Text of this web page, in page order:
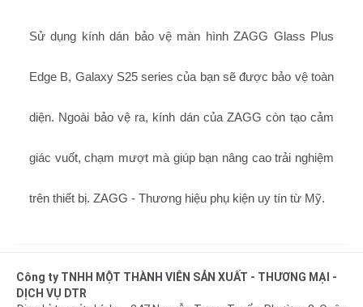
Sử dụng kính dán bảo vệ màn hình ZAGG Glass Plus
Edge B, Galaxy S25 series của bạn sẽ được bảo vệ toàn
diện. Ngoài bảo vệ ra, kính dán của ZAGG còn tạo cảm
giác vuốt, chạm mượt mà giúp bạn nâng cao trải nghiệm
trên thiết bị. ZAGG - Thương hiệu phụ kiện uy tín từ Mỹ.
Công ty TNHH MỘT THÀNH VIÊN SẢN XUẤT - THƯƠNG MẠI -
DỊCH VỤ DTR